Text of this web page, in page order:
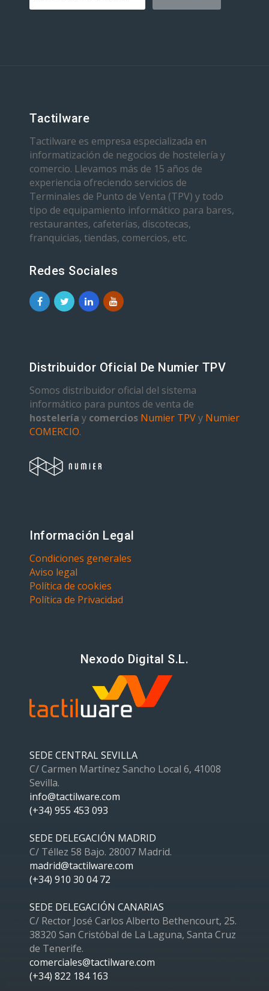
Tactilware
Tactilware es empresa especializada en
informatización de negocios de hostelería y
comercio. Llevamos más de 15 años de
experiencia ofreciendo servicios de
Terminales de Punto de Venta (TPV) y todo
tipo de equipamiento informático para bares,
restaurantes, cafeterías, discotecas,
franquicias, tiendas, comercios, etc.
Redes Sociales
Distribuidor Oficial De Numier TPV
Somos distribuidor oficial del sistema
informático para puntos de venta de
hostelería y comercios Numier TPVy Numier
COMERCIO.
Información Legal
Condiciones generales
Aviso legal
Política de cookies
Política de Privacidad
Nexodo Digital S.L.
SEDE CENTRAL SEVILLA
C/ Carmen Martínez Sancho Local 6, 41008
Sevilla.
info@tactilware.com
(+34) 955 453 093
SEDE DELEGACIÓN MADRID
C/ Téllez 58 Bajo. 28007 Madrid.
madrid@tactilware.com
(+34) 910 30 04 72
SEDE DELEGACIÓN CANARIAS
C/ Rector José Carlos Alberto Bethencourt, 25.
38320 San Cristóbal de La Laguna, Santa Cruz
de Tenerife.
comerciales@tactilware.com
(+34) 822 184 163